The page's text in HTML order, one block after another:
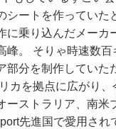
シートを作っていた
に乗り込んだメーカ
峰。 そりゃ時速数
部分を制作していた
カを拠点に広がり、
ーストラリア、南米
先進国で愛用され